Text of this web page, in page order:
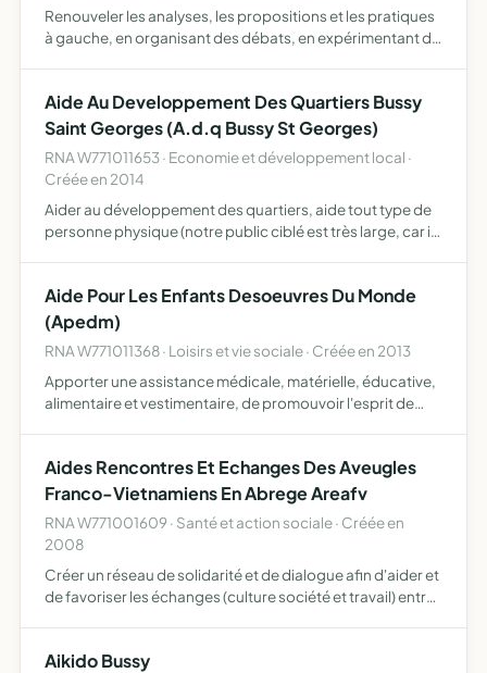
Renouveler les analyses, les propositions et les pratiques
à gauche, en organisant des débats, en expérimentant de
Aide Au Developpement Des Quartiers Bussy
Saint Georges (A.d.q Bussy St Georges)
RNA W771011653 · Economie et développement local ·
Créée en 2014
Aider au développement des quartiers, aide tout type de
personne physique (notre public ciblé est très large, car il
Aide Pour Les Enfants Desoeuvres Du Monde
(Apedm)
RNA W771011368 · Loisirs et vie sociale · Créée en 2013
Apporter une assistance médicale, matérielle, éducative,
alimentaire et vestimentaire, de promouvoir l'esprit de
Aides Rencontres Et Echanges Des Aveugles
Franco-Vietnamiens En Abrege Areafv
RNA W771001609 · Santé et action sociale · Créée en
2008
Créer un réseau de solidarité et de dialogue afin d'aider et
de favoriser les échanges (culture société et travail) entre
Aikido Bussy